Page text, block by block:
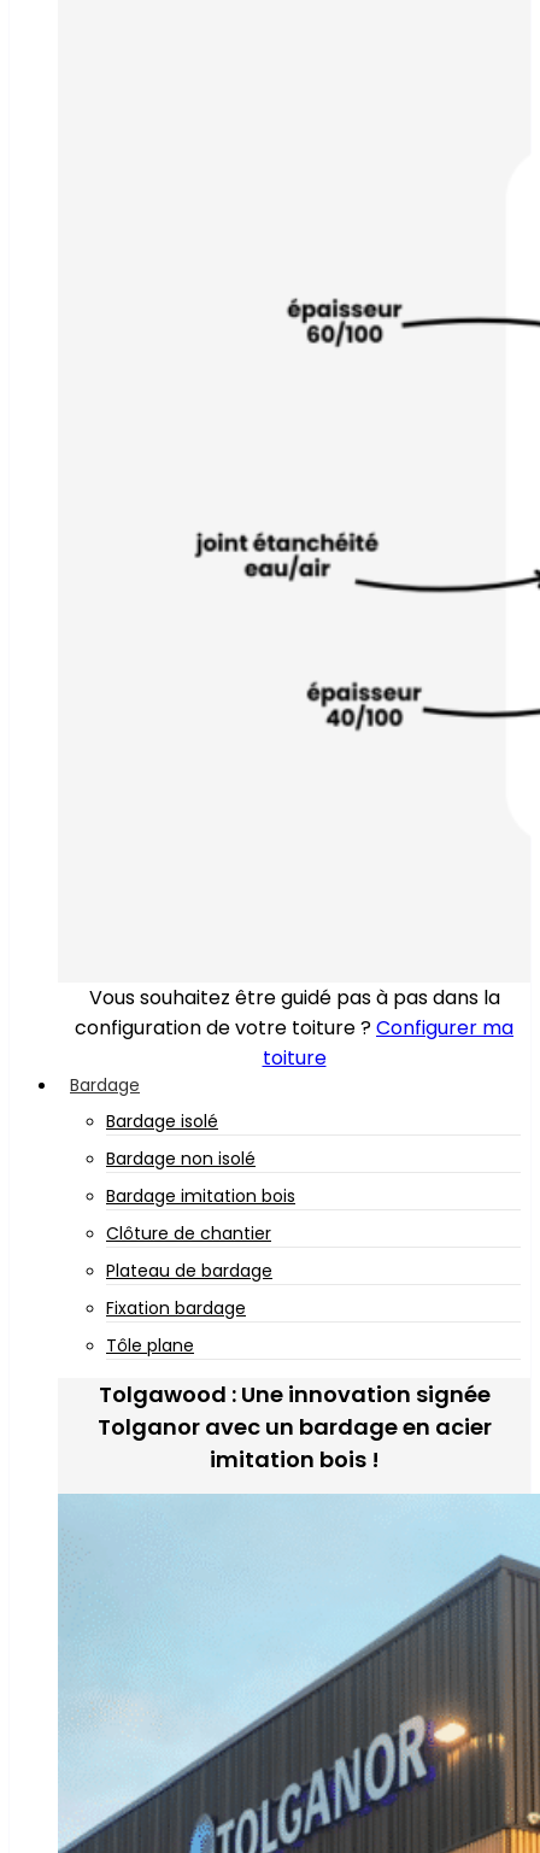
Vous souhaitez être guidé pas à pas dans la
configuration de votre toiture ?Configurer ma
toiture
Bardage
Bardage isolé
Bardage non isolé
Bardage imitation bois
Clôture de chantier
Plateau de bardage
Fixation bardage
Tôle plane
Tolgawood : Une innovation signée
Tolganor avec un bardage en acier
imitation bois !